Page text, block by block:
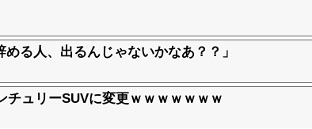
る人、出るんじゃないかなあ？？」
ュリーSUVに変更ｗｗｗｗｗｗｗ